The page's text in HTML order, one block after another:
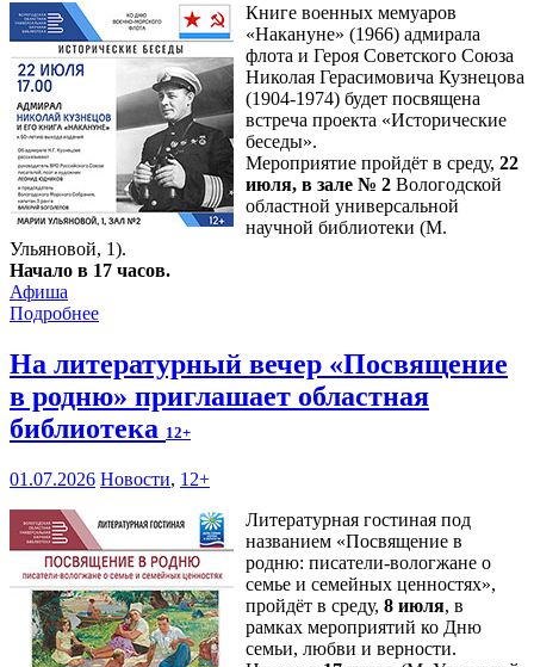
Книге военных мемуаров
«Накануне» (1966) адмирала
флота и Героя Советского Союза
Николая Герасимовича Кузнецова
(1904-1974) будет посвящена
встреча проекта «Исторические
беседы».
Мероприятие пройдёт в среду, 22
июля, в зале № 2 Вологодской
областной универсальной
научной библиотеки (М.
Ульяновой, 1).
Начало в 17 часов.
Афиша
Подробнее
На литературный вечер «Посвящение
в родню» приглашает областная
библиотека 12+
01.07.2026 Новости, 12+
Литературная гостиная под
названием «Посвящение в
родню: писатели-вологжане о
семье и семейных ценностях»,
пройдёт в среду, 8 июля, в
рамках мероприятий ко Дню
семьи, любви и верности.